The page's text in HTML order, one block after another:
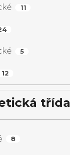
11
5
12
třída
8